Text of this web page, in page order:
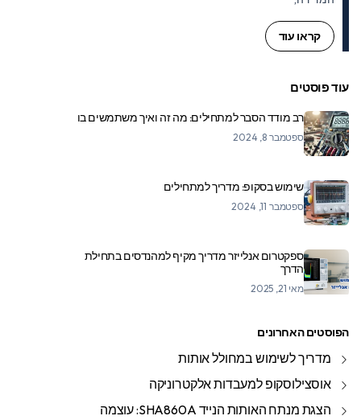
קראו עוד
עוד פוסטים
רב מודד הסבר למתחילים: מה זה ואיך משתמשים בו
ספטמבר 8, 2024
שימוש בסקופ: מדריך למתחילים
ספטמבר 11, 2024
ספקטרום אנלייזר מדריך מקיף למהנדסים בתחילת
הדרך
מאי 21, 2025
הפוסטים האחרונים
מדריך לשימוש במחולל אותות
אוסצילוסקופ למעבדות אלקטרוניקה
הצגת מנתח האותות הנייד SHA860A: עוצמה